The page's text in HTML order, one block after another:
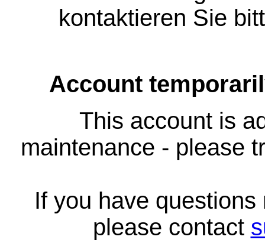
kontaktieren Sie
Account
This account is
maintenance - please
If you have
please contact